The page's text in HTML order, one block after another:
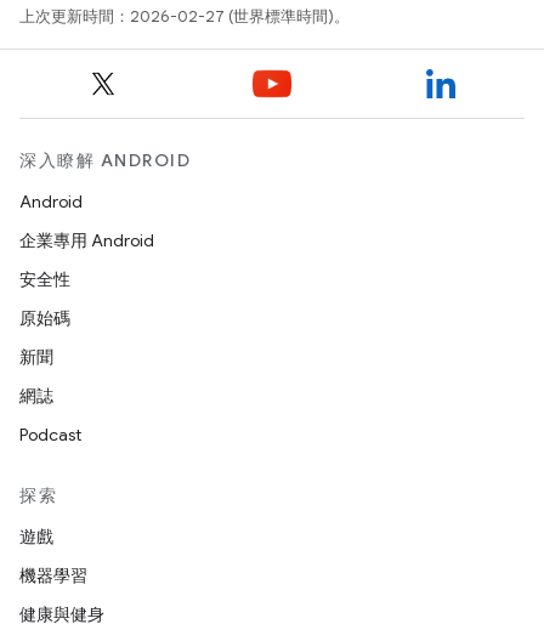
上次更新時間：2026-02-27 (世界標準時間)。
深入瞭解 ANDROID
Android
企業專用 Android
安全性
原始碼
新聞
網誌
Podcast
探索
遊戲
機器學習
健康與健身